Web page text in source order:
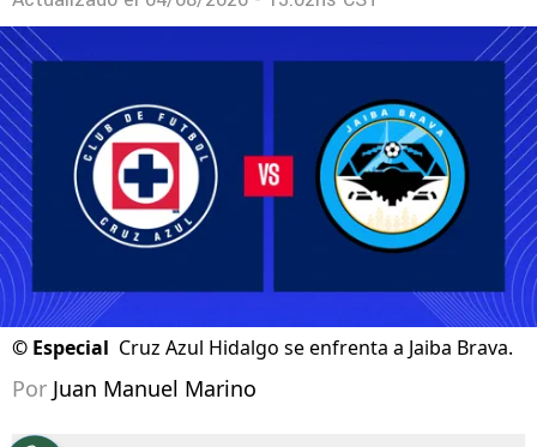
© Especial Cruz Azul Hidalgo se enfrenta a Jaiba Brava.
Por Juan Manuel Marino